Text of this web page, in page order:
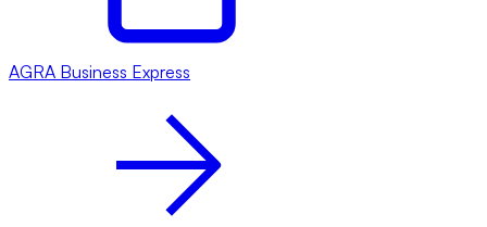
AGRA Business Express